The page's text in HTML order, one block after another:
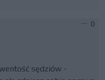
0
sędziów -